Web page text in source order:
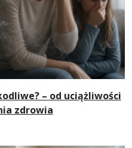
– od uciążliwości
zdrowia